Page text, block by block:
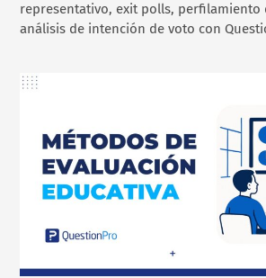
representativo, exit polls, perfilamiento
análisis de intención de voto con